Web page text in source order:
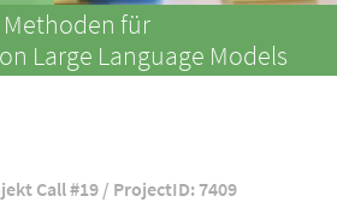
für
Large Language Models
Call #19 / ProjectID: 7409